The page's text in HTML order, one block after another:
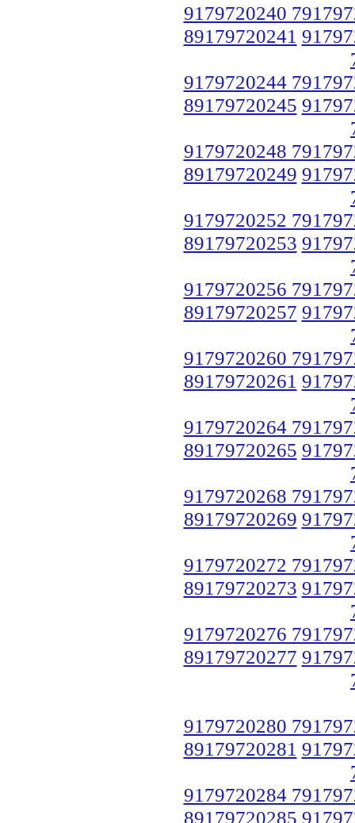
9179720240
89179720241
9179720244
89179720245
9179720248
89179720249
9179720252
89179720253
9179720256
89179720257
9179720260
89179720261
9179720264
89179720265
9179720268
89179720269
9179720272
89179720273
9179720276
89179720277
9179720280
89179720281
9179720284
89179720285